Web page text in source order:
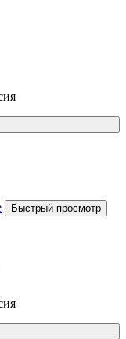
Быстрый просмотр